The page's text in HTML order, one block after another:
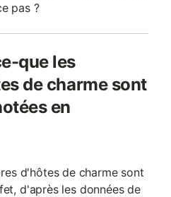
pas ?
que les
de charme sont
en
d'hôtes de charme sont
d'après les données de